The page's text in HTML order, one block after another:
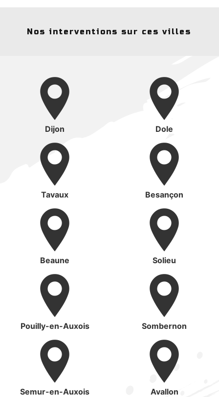
Nos interventions sur ces villes
Dijon Dole
Tavaux Besançon
Beaune Solieu
Pouilly-en-Auxois Sombernon
Semur-en-Auxois Avallon